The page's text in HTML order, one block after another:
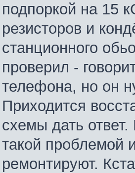
подпоркой на 15
резисторов и
станционного
проверил -
телефона, но он
Приходится
схемы дать
такой проблемой
ремонтируют.